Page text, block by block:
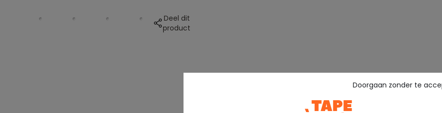
Deel dit
product
Doorgaan zonder te